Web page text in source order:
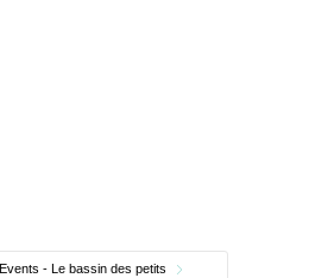
Events - Le bassin des petits